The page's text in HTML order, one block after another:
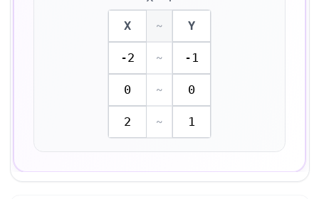
X ~ Y
-2 ~ -1
0 ~ 0
2 ~ 1